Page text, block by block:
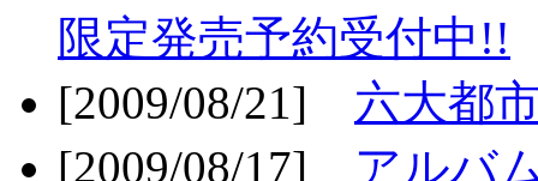
限定発売予約受付中!!
[2009/08/21] 六大都
[2009/08/17] アルバ